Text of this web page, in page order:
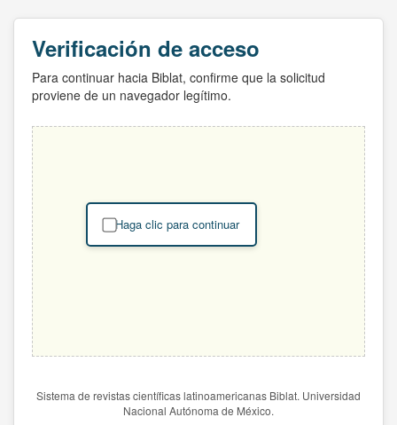
Verificación de acceso
Para continuar hacia Biblat, confirme que la solicitud
proviene de un navegador legítimo.
Haga clic para continuar
Sistema de revistas científicas latinoamericanas Biblat. Universidad
Nacional Autónoma de México.